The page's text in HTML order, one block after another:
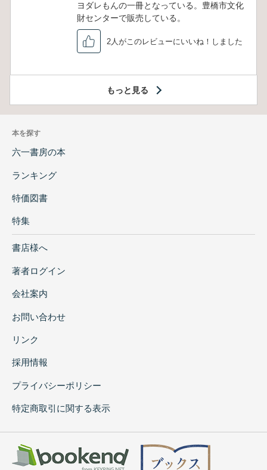
ヨダレもんの一冊となっている。豊橋市文化
財センターで販売している。
2人がこのレビューにいいね！しました
もっと見る
本を探す
六一書房の本
ランキング
特価図書
特集
書店様へ
著者ログイン
会社案内
お問い合わせ
リンク
採用情報
プライバシーポリシー
特定商取引に関する表示